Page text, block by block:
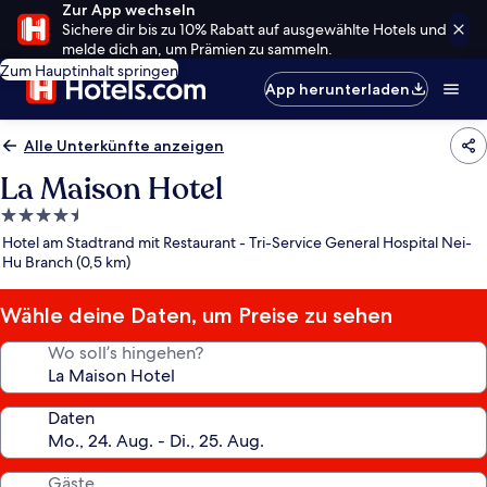
Zur App wechseln
Sichere dir bis zu 10% Rabatt auf ausgewählte Hotels und
melde dich an, um Prämien zu sammeln.
Zum Hauptinhalt springen
App herunterladen
Alle Unterkünfte anzeigen
La Maison Hotel
4.5-
Sterne-
Unterkunft
Hotel am Stadtrand mit Restaurant - Tri-Service General Hospital Nei-
Hu Branch (0,5 km)
Wähle deine Daten, um Preise zu sehen
Wo soll’s hingehen?
Daten